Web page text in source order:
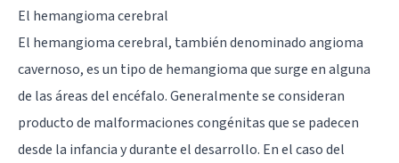
El hemangioma cerebral
El hemangioma cerebral, también denominado angioma
cavernoso, es un tipo de hemangioma que surge en alguna
de las áreas del encéfalo. Generalmente se consideran
producto de malformaciones congénitas que se padecen
desde la infancia y durante el desarrollo. En el caso del